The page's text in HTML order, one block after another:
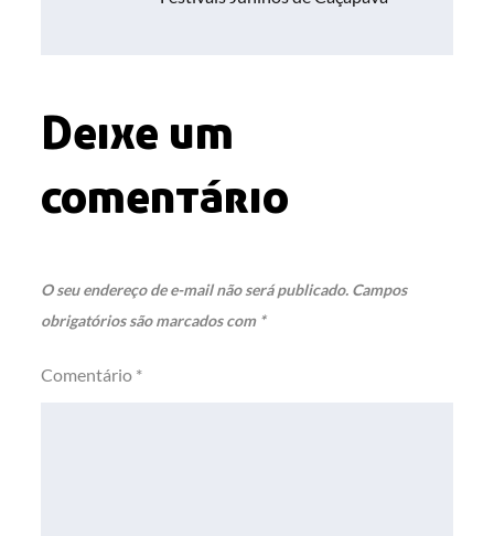
Deixe um
comentário
O seu endereço de e-mail não será publicado. Campos
obrigatórios são marcados com *
Comentário *